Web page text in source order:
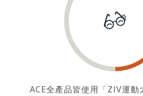
ACE全產品皆使用「ZIV運動